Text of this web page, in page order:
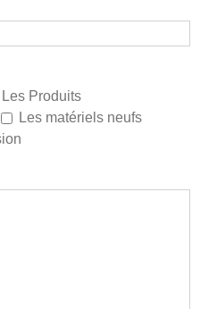
Les Produits
Les matériels neufs